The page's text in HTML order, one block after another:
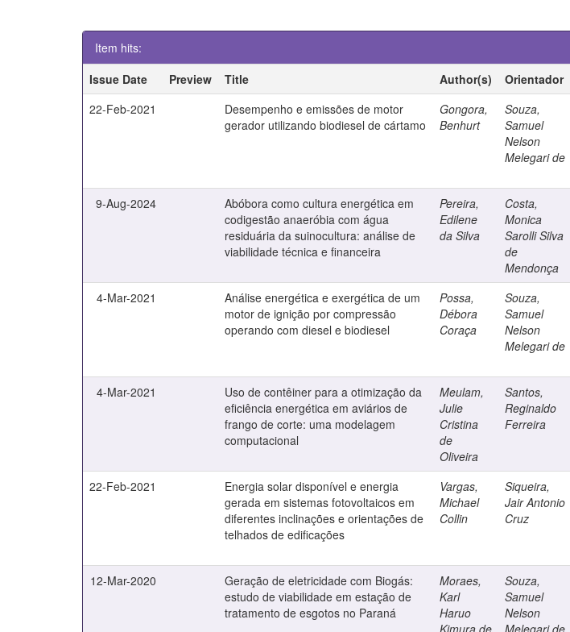
Item hits:
Issue Date
Preview Title Author(s) Orientador
22-Feb-2021
Desempenho e emissões de motor
gerador utilizando biodiesel de cártamo
Gongora,
Benhurt
Souza,
Samuel
Nelson
Melegari de
9-Aug-2024
Abóbora como cultura energética em
codigestão anaeróbia com água
residuária da suinocultura: análise de
viabilidade técnica e financeira
Pereira,
Edilene
da Silva
Costa,
Monica
Sarolli Silva
de
Mendonça
4-Mar-2021
Análise energética e exergética de um
motor de ignição por compressão
operando com diesel e biodiesel
Possa,
Débora
Coraça
Souza,
Samuel
Nelson
Melegari de
4-Mar-2021
Uso de contêiner para a otimização da
eficiência energética em aviários de
frango de corte: uma modelagem
computacional
Meulam,
Julie
Cristina
de
Oliveira
Santos,
Reginaldo
Ferreira
22-Feb-2021
Energia solar disponível e energia
gerada em sistemas fotovoltaicos em
diferentes inclinações e orientações de
telhados de edificações
Vargas,
Michael
Collin
Siqueira,
Jair Antonio
Cruz
12-Mar-2020
Geração de eletricidade com Biogás:
estudo de viabilidade em estação de
tratamento de esgotos no Paraná
Moraes,
Karl
Haruo
Kimura de
Souza,
Samuel
Nelson
Melegari de